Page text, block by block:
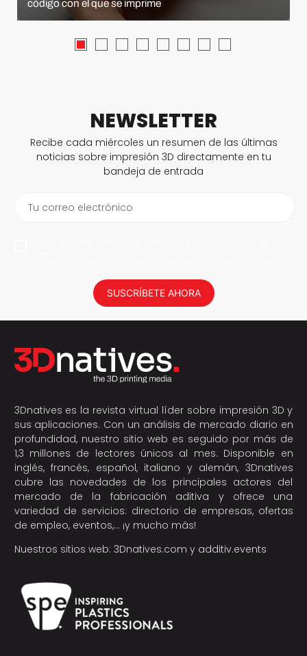
código con el que se imprime
NEWSLETTER
Recibe cada miércoles un resumen de las últimas
noticias sobre impresión 3D directamente en tu
bandeja de entrada
Tu correo electrónico
SUSCRÍBETE AHORA
3Dnatives es la revista virtual líder sobre impresión 3D y
sus aplicaciones. Con un análisis de mercado diario en
profundidad, nuestro sitio web es seguido por más de
1,3 millones de lectores únicos al mes. Disponible en
inglés, francés, español, italiano y alemán, 3Dnatives
cubre las novedades de los principales actores del
mercado de la fabricación aditiva y ofrece una
variedad de servicios: directorio de empresas, ofertas
de empleo, eventos,… ¡y mucho más!
Nuestros sitios web: 3Dnatives.com y additiv.events